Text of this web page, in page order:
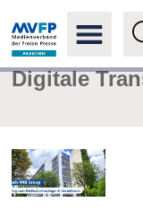
Digitale